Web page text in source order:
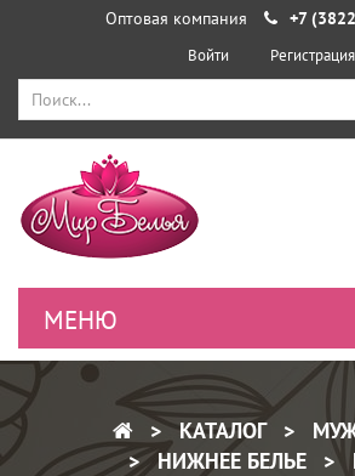
Оптовая компания +7
Войти Регистрация
КАТАЛОГ
НИЖНЕЕ БЕЛЬЕ